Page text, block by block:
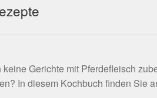
Gerichte mit Pferdefleisch
In diesem Kochbuch finden Sie